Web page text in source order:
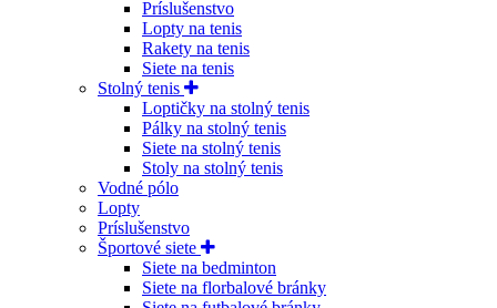
Príslušenstvo
Lopty na tenis
Rakety na tenis
Siete na tenis
Stolný tenis
Loptičky na stolný tenis
Pálky na stolný tenis
Siete na stolný tenis
Stoly na stolný tenis
Vodné pólo
Lopty
Príslušenstvo
Športové siete
Siete na bedminton
Siete na florbalové bránky